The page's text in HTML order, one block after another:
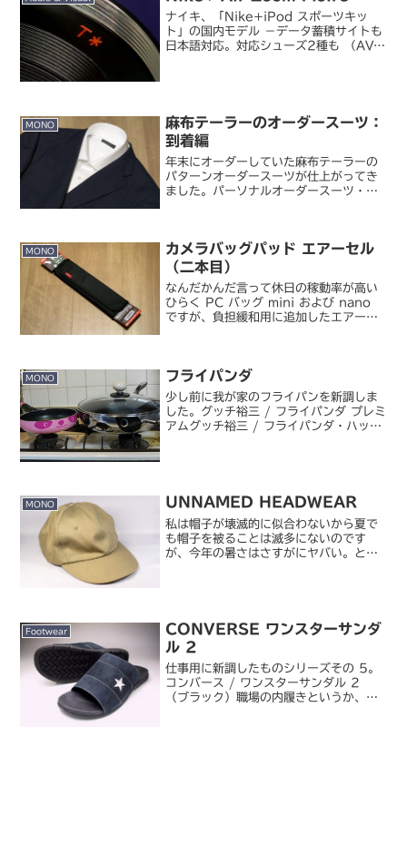
ナイキ、「Nike+iPod スポーツキッ
ト」の国内モデル －データ蓄積サイトも
日本語対応。対応シューズ2種も （AV
MONO
麻布テーラーのオーダースーツ：
到着編
年末にオーダーしていた麻布テーラーの
パターンオーダースーツが仕上がってき
ました。パーソナルオーダースーツ・シ
たよ...
MONO
カメラバッグパッド エアーセル
（二本目）
なんだかんだ言って休日の稼動率が高い
ひらく PC バッグ mini および nano
ですが、負担緩和用に追加したエアーセ
アー...
MONO フライパンダ
少し前に我が家のフライパンを新調しま
した。グッチ裕三 / フライパンダ プレミ
アムグッチ裕三 / フライパンダ・ハット
MONO UNNAMED HEADWEAR
私は帽子が壊滅的に似合わないから夏で
も帽子を被ることは滅多にないのです
が、今年の暑さはさすがにヤバい。とい
Footwear
CONVERSE ワンスターサンダ
ル 2
仕事用に新調したものシリーズその 5。
コンバース / ワンスターサンダル 2
（ブラック）職場の内履きというか、自